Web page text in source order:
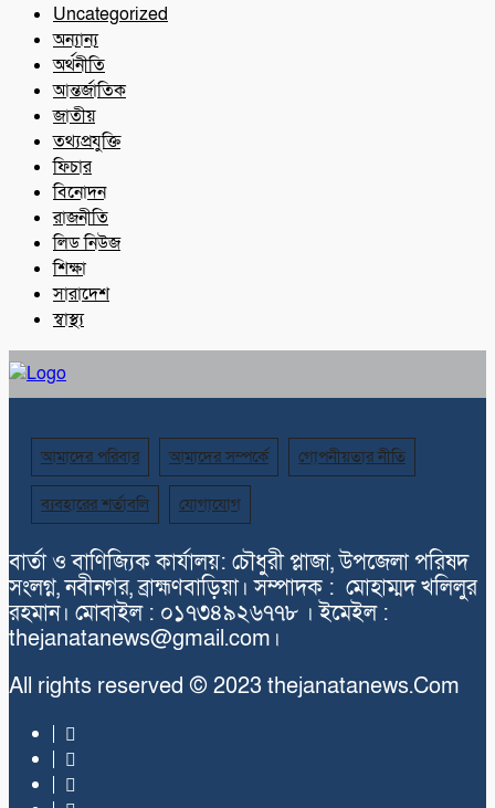
Uncategorized
অন্যান্য
অর্থনীতি
আন্তর্জাতিক
জাতীয়
তথ্যপ্রযুক্তি
ফিচার
বিনোদন
রাজনীতি
লিড নিউজ
শিক্ষা
সারাদেশ
স্বাস্থ্য
আমাদের পরিবার আমাদের সম্পর্কে গোপনীয়তার নীতি
ব্যবহারের শর্তাবলি যোগাযোগ
বার্তা ও বাণিজ্যিক কার্যালয়: চৌধুরী প্লাজা, উপজেলা পরিষদ
সংলগ্ন, নবীনগর, ব্রাহ্মণবাড়িয়া। সম্পাদক : মোহাম্মদ খলিলুর
রহমান। মোবাইল : ০১৭৩৪৯২৬৭৭৮ । ইমেইল :
thejanatanews@gmail.com।
All rights reserved © 2023 thejanatanews.Com